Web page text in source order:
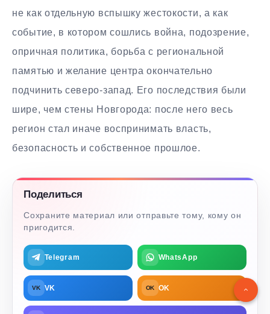
не как отдельную вспышку жестокости, а как
событие, в котором сошлись война, подозрение,
опричная политика, борьба с региональной
памятью и желание центра окончательно
подчинить северо-запад. Его последствия были
шире, чем стены Новгорода: после него весь
регион стал иначе воспринимать власть,
безопасность и собственное прошлое.
Поделиться
Сохраните материал или отправьте тому, кому он
пригодится.
Telegram WhatsApp
VK VK OK OK